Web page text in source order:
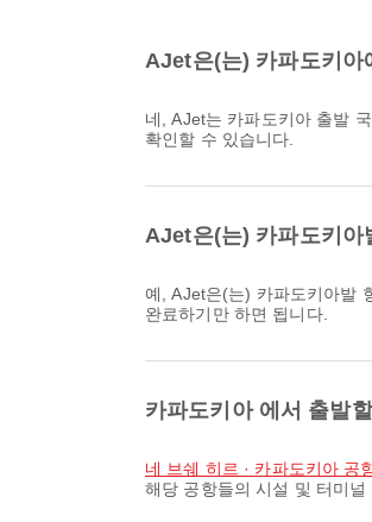
AJet은(는) 카파도키아
네, AJet는 카파도키아 출발 국내 & 국제 항공편에 수하물 허용량을 제공합니다. 세부 사항은 항공권 종류와 목적지에 따라 다를 수 있습니다. 예약 시 Airpaz에서 수하물 정보를
확인할 수 있습니다.
AJet은(는) 카파도키아
예, AJet은(는) 카파도키아발 항공편에 대한 온라인 체크인을 제공하므로 당사 플랫폼을 통해 편리하게 항공편에 체크인하실 수 있습니다. Airpaz 에 제공된 지침을 따라 절차를
완료하기만 하면 됩니다.
카파도키아 에서 출발
네 브쉐 히르 · 카파도키아 공
해당 공항들의 시설 및 터미